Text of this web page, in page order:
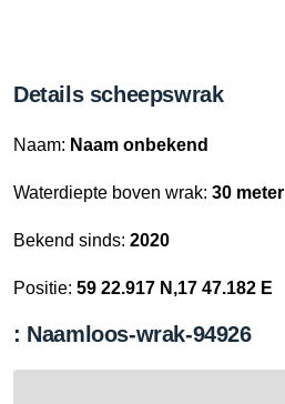
Details scheepswrak
Naam: Naam onbekend
Waterdiepte boven wrak: 30 meter
Bekend sinds: 2020
Positie: 59 22.917 N,17 47.182 E
: Naamloos-wrak-94926